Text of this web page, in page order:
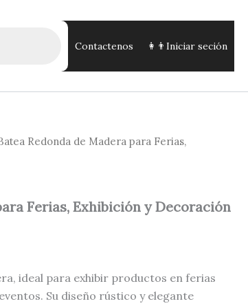
Contactenos 👩👨Iniciar seción
Redonda de Madera para Ferias,
Ferias, Exhibición y Decoración
ideal para exhibir productos en ferias
Su diseño rústico y elegante